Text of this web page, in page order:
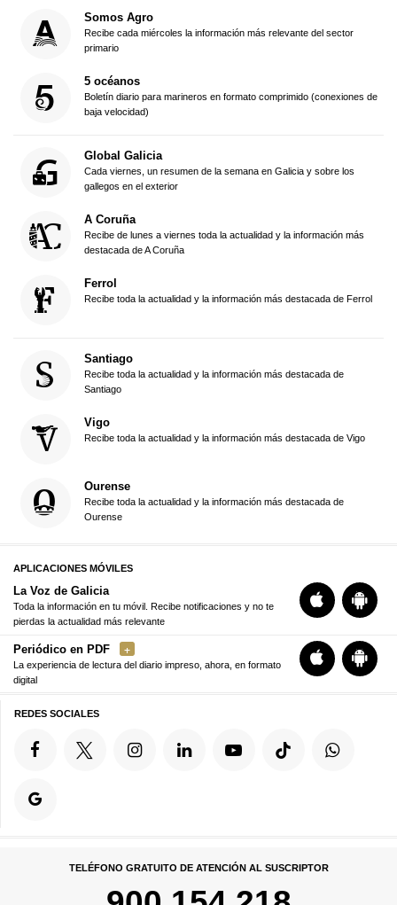
Somos Agro
Recibe cada miércoles la información más relevante del sector
primario
5 océanos
Boletín diario para marineros en formato comprimido (conexiones de
baja velocidad)
Global Galicia
Cada viernes, un resumen de la semana en Galicia y sobre los
gallegos en el exterior
A Coruña
Recibe de lunes a viernes toda la actualidad y la información más
destacada de A Coruña
Ferrol
Recibe toda la actualidad y la información más destacada de Ferrol
Santiago
Recibe toda la actualidad y la información más destacada de
Santiago
Vigo
Recibe toda la actualidad y la información más destacada de Vigo
Ourense
Recibe toda la actualidad y la información más destacada de
Ourense
APLICACIONES MÓVILES
La Voz de Galicia
Toda la información en tu móvil. Recibe notificaciones y no te
pierdas la actualidad más relevante
Periódico en PDF
La experiencia de lectura del diario impreso, ahora, en formato
digital
REDES SOCIALES
TELÉFONO GRATUITO DE ATENCIÓN AL SUSCRIPTOR